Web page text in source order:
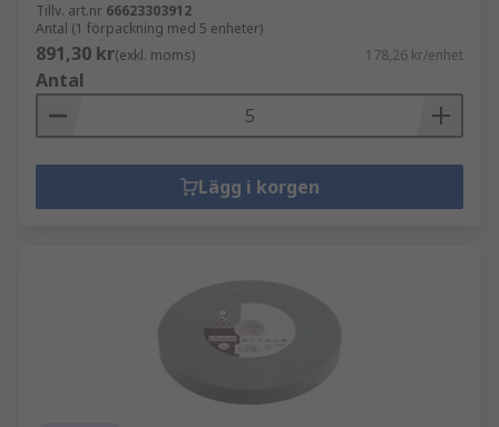
Tillv. art.nr 66623303912
Antal (1 förpackning med 5 enheter)
891,30 kr(exkl. moms) 178,26 kr/enhet
Antal
Lägg i korgen